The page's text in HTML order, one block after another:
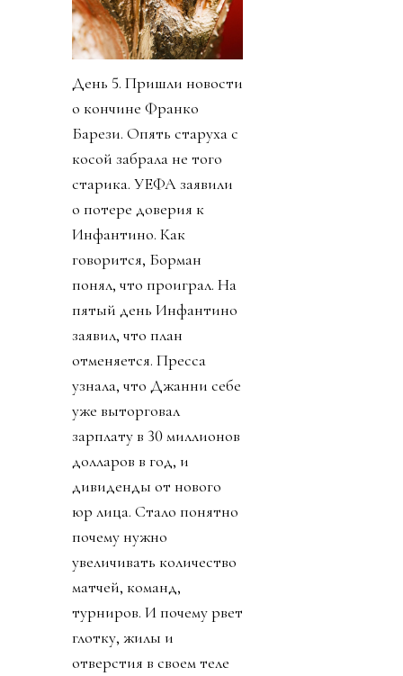
День 5. Пришли новости
о кончине Франко
Барези. Опять старуха с
косой забрала не того
старика. УЕФА заявили
о потере доверия к
Инфантино. Как
говорится, Борман
понял, что проиграл. На
пятый день Инфантино
заявил, что план
отменяется. Пресса
узнала, что Джанни себе
уже выторговал
зарплату в 30 миллионов
долларов в год, и
дивиденды от нового
юр лица. Стало понятно
почему нужно
увеличивать количество
матчей, команд,
турниров. И почему рвет
глотку, жилы и
отверстия в своем теле